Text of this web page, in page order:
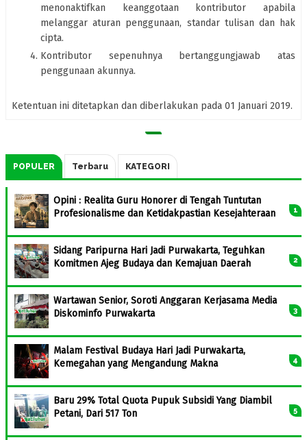
menonaktifkan keanggotaan kontributor apabila
melanggar aturan penggunaan, standar tulisan dan hak
cipta.
Kontributor sepenuhnya bertanggungjawab atas
penggunaan akunnya.
Ketentuan ini ditetapkan dan diberlakukan pada 01 Januari 2019.
POPULER Terbaru KATEGORI
Opini : Realita Guru Honorer di Tengah Tuntutan
Profesionalisme dan Ketidakpastian Kesejahteraan
Sidang Paripurna Hari Jadi Purwakarta, Teguhkan
Komitmen Ajeg Budaya dan Kemajuan Daerah
Wartawan Senior, Soroti Anggaran Kerjasama Media
Diskominfo Purwakarta
Malam Festival Budaya Hari Jadi Purwakarta,
Kemegahan yang Mengandung Makna
Baru 29% Total Quota Pupuk Subsidi Yang Diambil
Petani, Dari 517 Ton